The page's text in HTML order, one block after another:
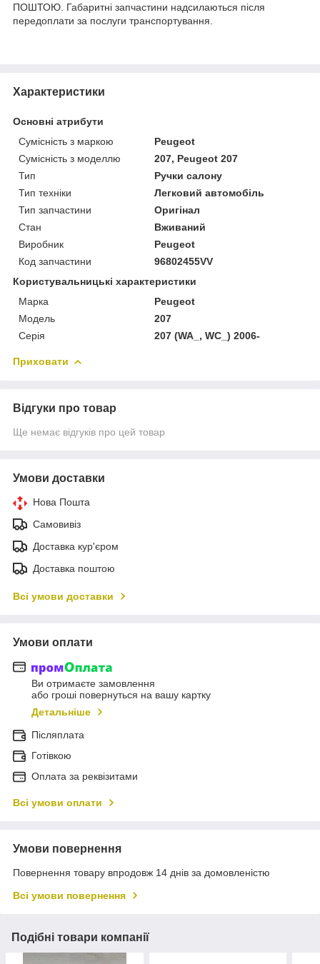
ПОШТОЮ. Габаритні запчастини надсилаються після
передоплати за послуги транспортування.
Характеристики
Основні атрибути
Сумісність з маркою
Peugeot
Сумісність з моделлю
207, Peugeot 207
Тип
Ручки салону
Тип техніки
Легковий автомобіль
Тип запчастини
Оригінал
Стан
Вживаний
Виробник
Peugeot
Код запчастини
96802455VV
Користувальницькі характеристики
Марка
Peugeot
Модель
207
Серія
207 (WA_, WC_) 2006-
Приховати
Відгуки про товар
Ще немає відгуків про цей товар
Умови доставки
Нова Пошта
Самовивіз
Доставка кур'єром
Доставка поштою
Всі умови доставки
Умови оплати
Ви отримаєте замовлення
або гроші повернуться на вашу картку
Детальніше
Післяплата
Готівкою
Оплата за реквізитами
Всі умови оплати
Умови повернення
Повернення товару впродовж 14 днів за домовленістю
Всі умови повернення
Подібні товари компанії